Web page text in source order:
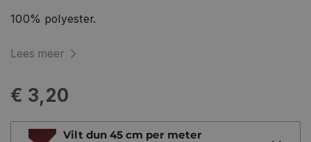
100% polyester.
Lees meer
€ 3,20
Vilt dun 45 cm per meter